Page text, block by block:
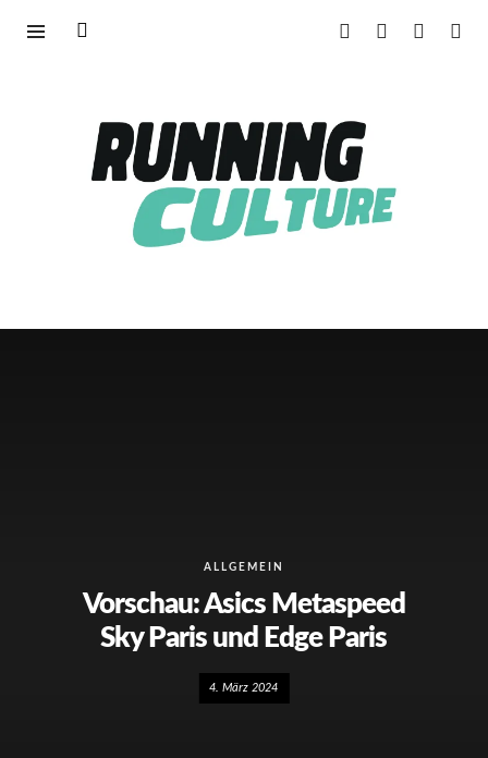
ALLGEMEIN
Vorschau: Asics Metaspeed
Sky Paris und Edge Paris
4. März 2024